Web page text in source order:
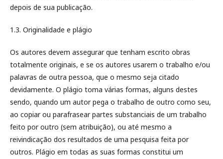
depois de sua publicação.
1.3. Originalidade e plágio
Os autores devem assegurar que tenham escrito obras
totalmente originais, e se os autores usarem o trabalho e/ou
palavras de outra pessoa, que o mesmo seja citado
devidamente. O plágio toma várias formas, alguns destes
sendo, quando um autor pega o trabalho de outro como seu,
ao copiar ou parafrasear partes substanciais de um trabalho
feito por outro (sem atribuição), ou até mesmo a
reivindicação dos resultados de uma pesquisa feita por
outros. Plágio em todas as suas formas constitui um